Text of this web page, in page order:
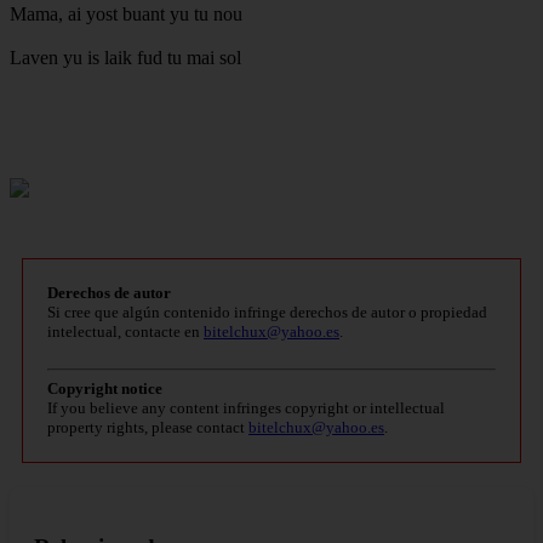
Mama, ai yost buant yu tu nou
Laven yu is laik fud tu mai sol
Derechos de autor
Si cree que algún contenido infringe derechos de autor o propiedad
intelectual, contacte en bitelchux@yahoo.es
Copyright notice
If you believe any content infringes copyright or intellectual
property rights, please contact bitelchux@yahoo.es